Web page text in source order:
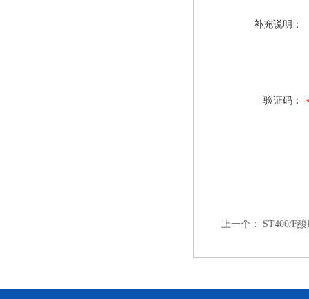
补充说明：
验证码：
上一个： ST400/F